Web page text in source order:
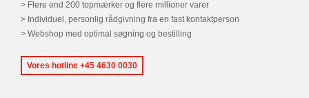
Flere end 200 topmærker og flere millioner varer
Individuel, personlig rådgivning fra en fast kontaktperson
Webshop med optimal søgning og bestilling
Vores hotline +45 4630 0030